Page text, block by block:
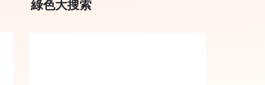
綠色大搜索